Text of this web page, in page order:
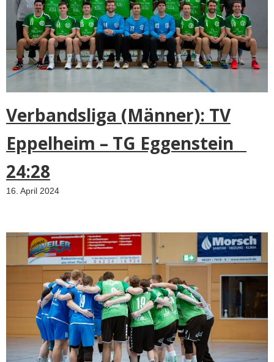
Verbandsliga (Männer): TV
Eppelheim – TG Eggenstein
24:28
16. April 2024